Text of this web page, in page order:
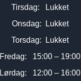
Tirsdag: Lukket
Onsdag: Lukket
Torsdag: Lukket
Fredag: 15:00 – 19:00
Lørdag: 12:00 – 16:00